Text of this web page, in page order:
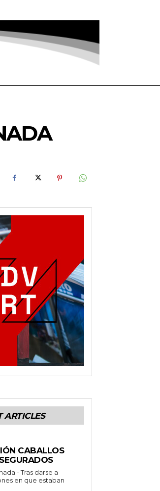
ARTICLES
CABALLOS
en que estaban